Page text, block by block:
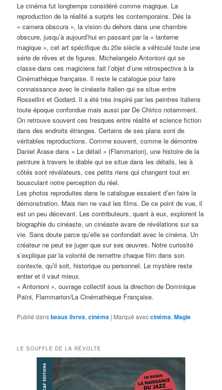
Le cinéma fut longtemps considéré comme magique. La
reproduction de la réalité a surpris les contemporains. Dés la
« camera obscura », la vision du dehors dans une chambre
obscure, jusqu’à aujourd’hui en passant par la « lanterne
magique », cet art spécifique du 20e siècle a véhiculé toute une
série de rêves et de figures. Michelangelo Antonioni qui se
classe dans ces magiciens fait l’objet d’une rétrospective à la
Cinémathèque française. Il reste le catalogue pour faire
connaissance avec le cinéaste italien qui se situe entre
Rossellini et Godard. Il a été très inspiré par les peintres italiens
toute époque confondue mais aussi par De Chirico notamment.
On retrouve souvent ces fresques entre réalité et science fiction
dans des endroits étranges. Certains de ses plans sont de
véritables reproductions. Comme souvent, comme le démontre
Daniel Arase dans « Le détail » (Flammarion), une histoire de la
peinture à travers le diable qui se situe dans les détails, les à
côtés sont révélateurs, ces petits riens qui changent tout en
bousculant notre perception du réel.
Les photos reproduites dans le catalogue essaient d’en faire la
démonstration. Mais rien ne vaut les films. De ce point de vue, il
est un peu décevant. Les contributeurs, quant à eux, explorent la
biographie du cinéaste, un cinéaste avare de révélations sur sa
vie. Sans doute parce qu’elle se confondait avec le cinéma. Un
créateur ne peut se juger que sur ses œuvres. Notre curiosité
s’explique par la volonté de remettre chaque film dans son
contexte, qu’il soit, historique ou personnel. Le mystère reste
entier et il vaut mieux.
« Antonioni », ouvrage collectif sous la direction de Dominique
Païni, Flammarion/La Cinémathèque Française.
Publié dansbeaux livres,cinéma | Marqué aveccinéma,Magie
LE SOUFFLE DE LA RÉVOLTE